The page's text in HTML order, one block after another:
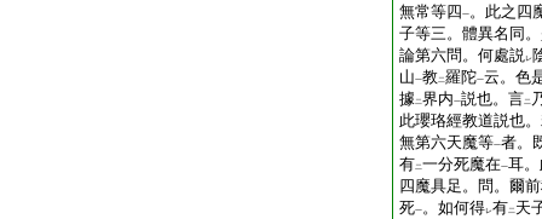
無常等四一。此之四
子等三。體異名同
論第六問。何處説レ
山一教二羅陀一云。色
據二界内一説也。言二
此瓔珞經教道説也
無第六天魔等一者。
有二一分死魔在一耳
四魔具足。問。爾
死一。如何得レ有二 天